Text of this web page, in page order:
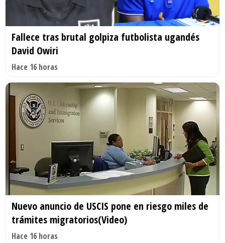
Fallece tras brutal golpiza futbolista ugandés
David Owiri
Hace 16 horas
Nuevo anuncio de USCIS pone en riesgo miles de
trámites migratorios(Video)
Hace 16 horas